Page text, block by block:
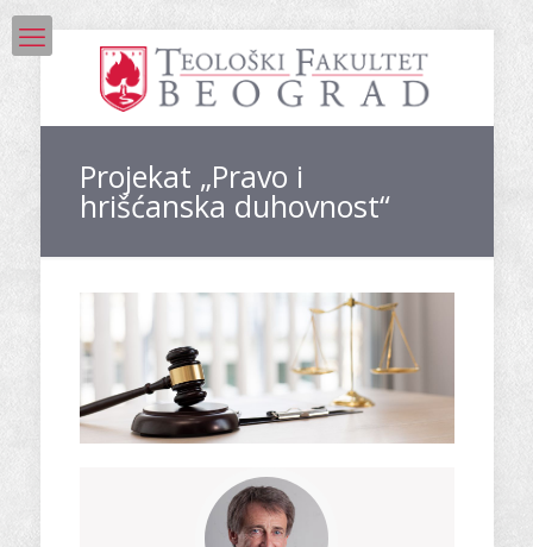
Projekat „Pravo i
hrišćanska duhovnost“